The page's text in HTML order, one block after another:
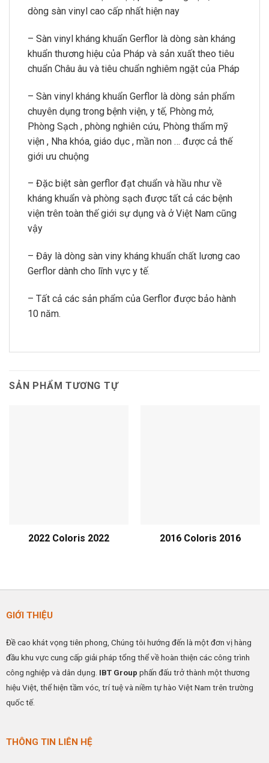
dòng sàn vinyl cao cấp nhất hiện nay
– Sàn vinyl kháng khuẩn Gerflor là dòng sàn kháng
khuẩn thương hiệu của Pháp và sản xuất theo tiêu
chuẩn Châu âu và tiêu chuẩn nghiêm ngặt của Pháp
– Sàn vinyl kháng khuẩn Gerflor là dòng sản phẩm
chuyên dụng trong bệnh viện, y tế, Phòng mở,
Phòng Sạch , phòng nghiên cứu, Phòng thẩm mỹ
viện , Nha khóa, giáo dục , mần non … được cả thế
giới ưu chuộng
– Đặc biệt sàn gerflor đạt chuẩn và hầu như về
kháng khuẩn và phòng sạch được tất cả các bệnh
viện trên toàn thế giới sự dụng và ở Việt Nam cũng
vậy
– Đây là dòng sàn viny kháng khuẩn chất lương cao
Gerflor dành cho lĩnh vực y tế.
– Tất cả các sản phẩm của Gerflor được bảo hành
10 năm.
SẢN PHẨM TƯƠNG TỰ
2022 Coloris 2022 2016 Coloris 2016
GIỚI THIỆU
Đề cao khát vọng tiên phong, Chúng tôi hướng đến là một đơn vị hàng
đầu khu vực cung cấp giải pháp tổng thể về hoàn thiện các công trình
công nghiệp và dân dụng. IBT Group phấn đấu trở thành một thương
hiệu Việt, thể hiện tầm vóc, trí tuệ và niềm tự hào Việt Nam trên trường
quốc tế.
THÔNG TIN LIÊN HỆ